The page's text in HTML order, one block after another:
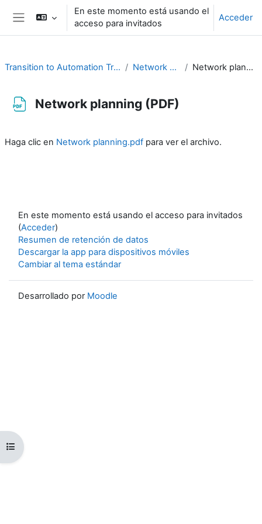
Salta al contenido principal
Panel lateral
En este momento está usando el
acceso para invitados
Acceder
Abrir índice del curso
Transition to Automation Training Material Network Planning Network planning (PDF)
Network planning (PDF)
Haga clic en Network planning.pdf para ver el archivo.
En este momento está usando el acceso para invitados
(Acceder)
Resumen de retención de datos
Descargar la app para dispositivos móviles
Cambiar al tema estándar
Desarrollado por Moodle